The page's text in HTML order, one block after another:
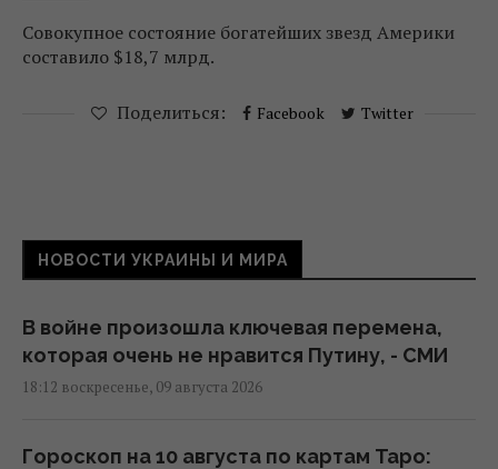
Совокупное состояние богатейших звезд Америки
составило $18,7 млрд.
Поделиться: Facebook Twitter
НОВОСТИ УКРАИНЫ И МИРА
В войне произошла ключевая перемена,
которая очень не нравится Путину, - СМИ
18:12 воскресенье, 09 августа 2026
Гороскоп на 10 августа по картам Таро: